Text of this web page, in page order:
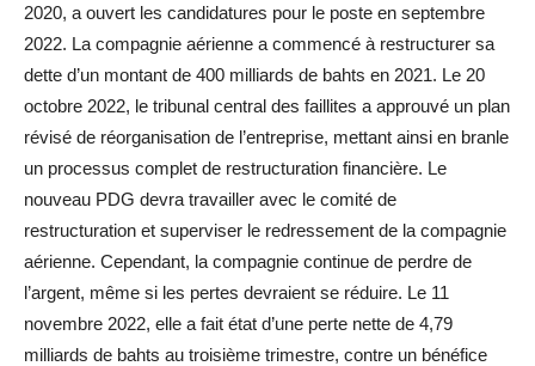
2020, a ouvert les candidatures pour le poste en septembre
2022. La compagnie aérienne a commencé à restructurer sa
dette d’un montant de 400 milliards de bahts en 2021. Le 20
octobre 2022, le tribunal central des faillites a approuvé un plan
révisé de réorganisation de l’entreprise, mettant ainsi en branle
un processus complet de restructuration financière. Le
nouveau PDG devra travailler avec le comité de
restructuration et superviser le redressement de la compagnie
aérienne. Cependant, la compagnie continue de perdre de
l’argent, même si les pertes devraient se réduire. Le 11
novembre 2022, elle a fait état d’une perte nette de 4,79
milliards de bahts au troisième trimestre, contre un bénéfice